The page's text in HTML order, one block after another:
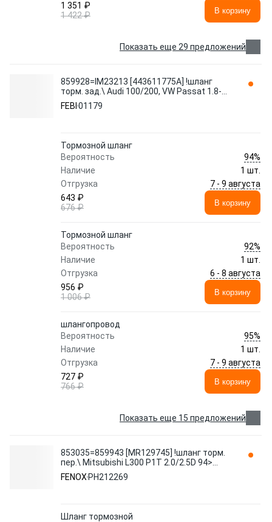
1 351 ₽
1 422 ₽
В корзину
Показать еще 29 предложений
859928=IM23213 [443611775A] !шланг
торм. зад.\ Audi 100/200, VW Passat 1.8-
2.5TD 82-89 L=260 01179 FEBI
FEBI 01179
Тормозной шланг
Вероятность
94%
Наличие
1 шт.
Отгрузка
7 - 9 августа
643 ₽
676 ₽
В корзину
Тормозной шланг
Вероятность
92%
Наличие
1 шт.
Отгрузка
6 - 8 августа
956 ₽
1 006 ₽
В корзину
шлангопровод
Вероятность
95%
Наличие
1 шт.
Отгрузка
7 - 9 августа
727 ₽
766 ₽
В корзину
Показать еще 15 предложений
853035=859943 [MR129745] !шланг торм.
пер.\ Mitsubishi L300 P1T 2.0/2.5D 94>
внешн. PH212269 FENOX
FENOX PH212269
Шланг тормозной